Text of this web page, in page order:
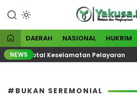
konten
Yakusa
Visioner dan
DAERAH NASIONAL HUKRIM
NEWSTotal Keselamatan Pelayaran
#BUKAN SEREMONIAL